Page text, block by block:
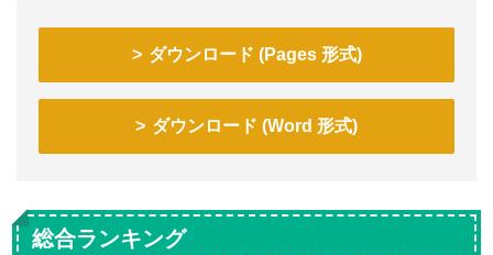
ダウンロード (Pages 形式)
ダウンロード (Word 形式)
総合ランキング